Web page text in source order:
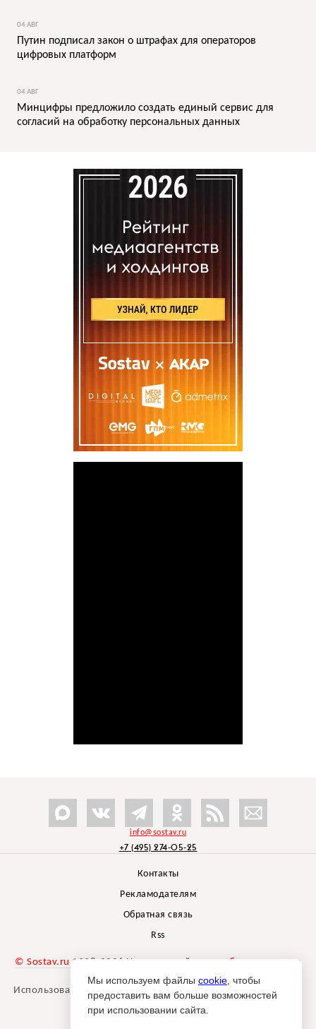
04 АВГ
Путин подписал закон о штрафах для операторов
цифровых платформ
04 АВГ
Минцифры предложило создать единый сервис для
согласий на обработку персональных данных
info@sostav.ru
+7 (495) 274-05-25
Контакты
Рекламодателям
Обратная связь
Rss
© Sostav.ru 1998-2026 Независимый проектбрендингового
агентства Depot
Использование материалов Sostav.ru допустимо только при
указании источника.
Мы используем файлы cookie , чтобы
предоставить вам больше возможностей
при использовании сайта.